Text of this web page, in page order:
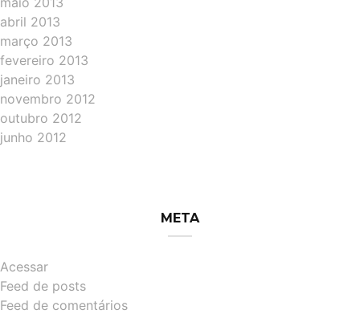
abril 2013
março 2013
fevereiro 2013
janeiro 2013
novembro 2012
outubro 2012
junho 2012
META
Acessar
Feed de posts
Feed de comentários